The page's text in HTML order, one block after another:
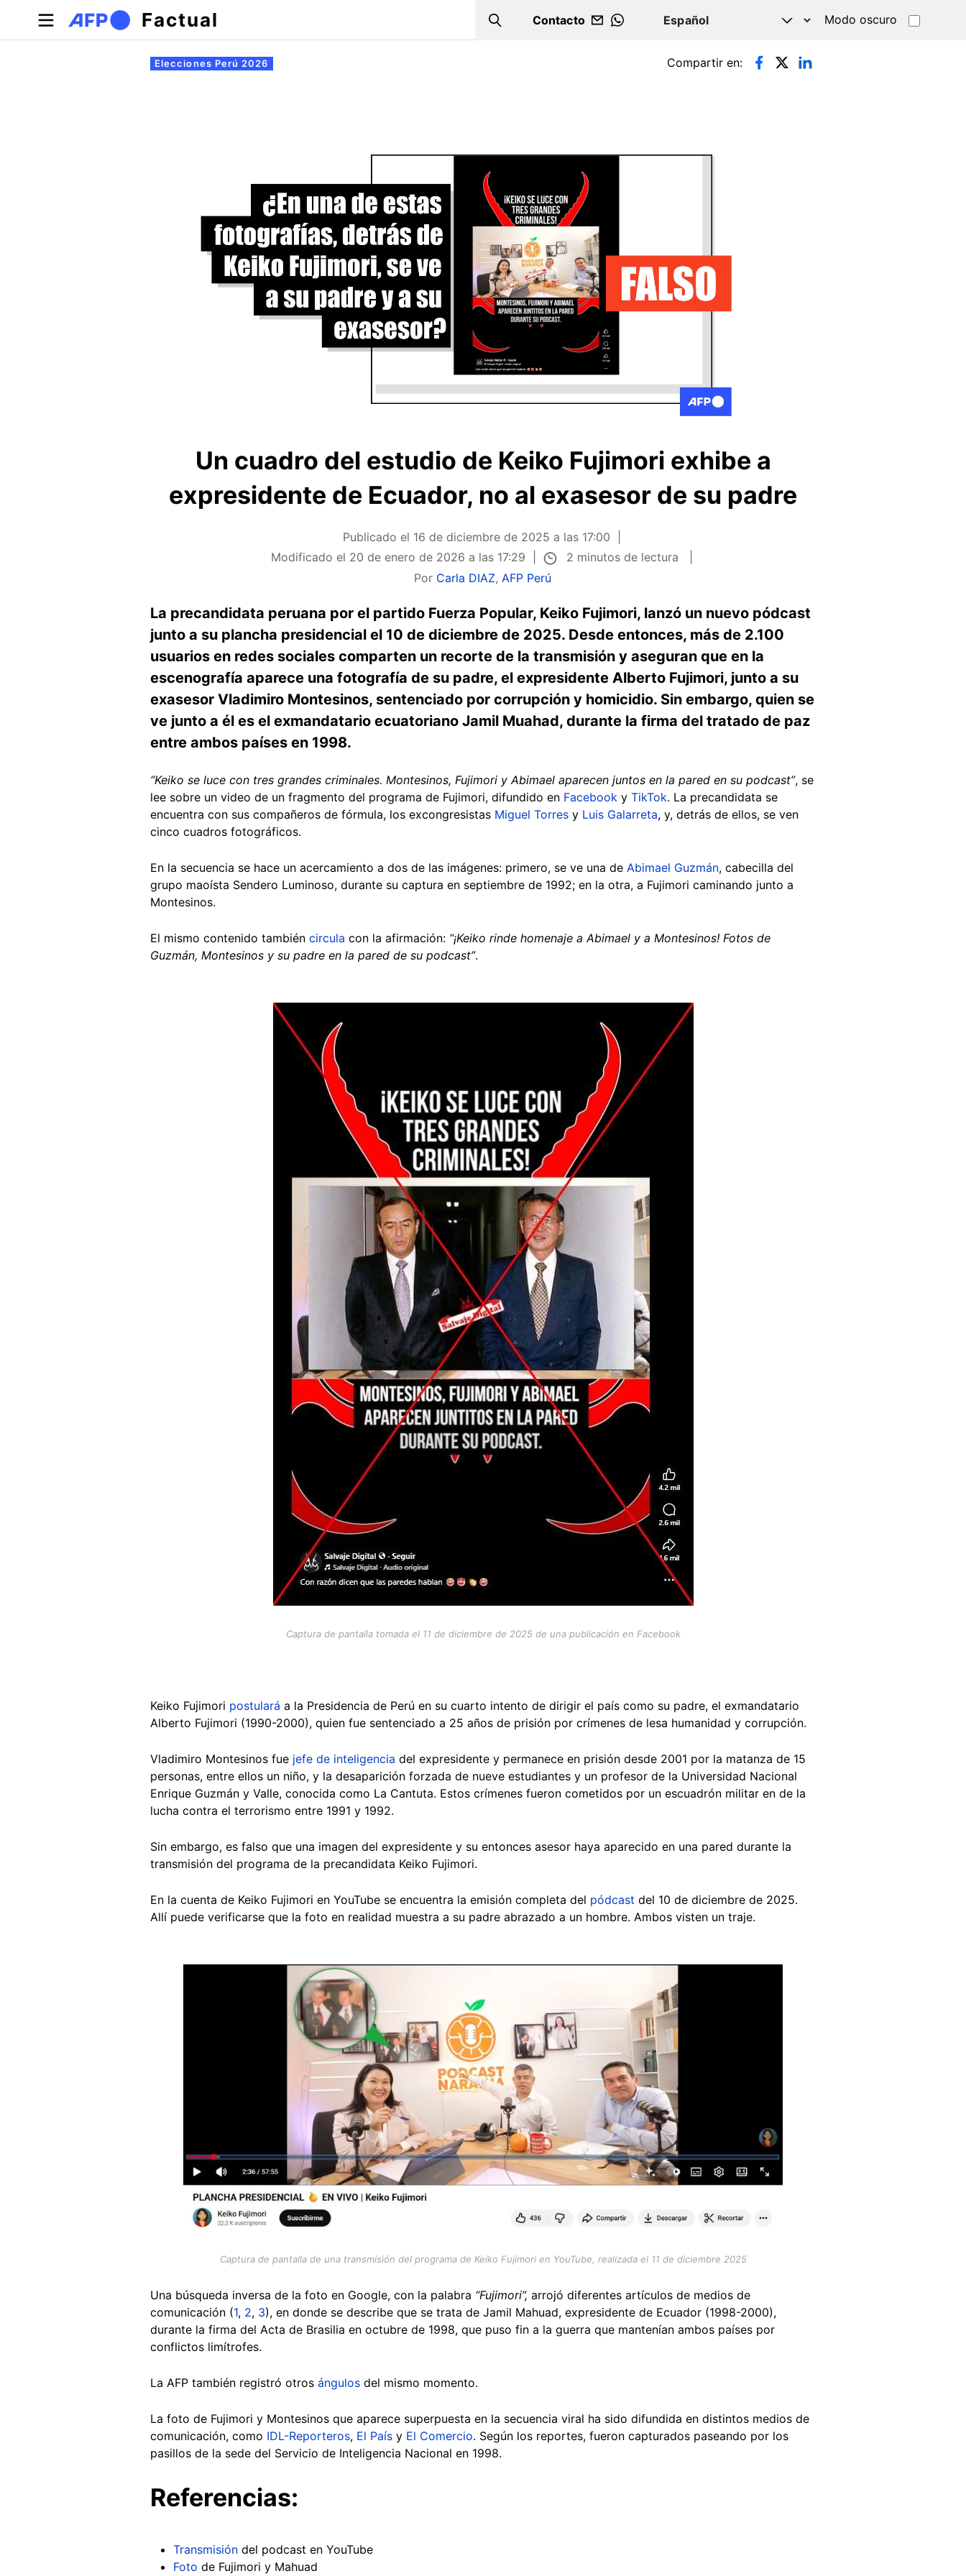
Pasar al contenido principal
Factual Search
Contacto
WHATSAPP
Modo oscuro
Solapas principales
Elecciones Perú 2026 Compartir en:
Un cuadro del estudio de Keiko Fujimori exhibe a
expresidente de Ecuador, no al exasesor de su padre
Publicado el 16 de diciembre de 2025 a las 17:00
Modificado el 20 de enero de 2026 a las 17:29
2 minutos de lectura
Por Carla DIAZ, AFP Perú
La precandidata peruana por el partido Fuerza Popular, Keiko Fujimori, lanzó un nuevo pódcast
junto a su plancha presidencial el 10 de diciembre de 2025. Desde entonces, más de 2.100
usuarios en redes sociales comparten un recorte de la transmisión y aseguran que en la
escenografía aparece una fotografía de su padre, el expresidente Alberto Fujimori, junto a su
exasesor Vladimiro Montesinos, sentenciado por corrupción y homicidio. Sin embargo, quien se
ve junto a él es el exmandatario ecuatoriano Jamil Muahad, durante la firma del tratado de paz
entre ambos países en 1998.
“Keiko se luce con tres grandes criminales. Montesinos, Fujimori y Abimael aparecen juntos en la pared en su podcast”, se
lee sobre un video de un fragmento del programa de Fujimori, difundido en Facebook y TikTok. La precandidata se
encuentra con sus compañeros de fórmula, los excongresistas Miguel Torres y Luis Galarreta, y, detrás de ellos, se ven
cinco cuadros fotográficos.
En la secuencia se hace un acercamiento a dos de las imágenes: primero, se ve una de Abimael Guzmán, cabecilla del
grupo maoísta Sendero Luminoso, durante su captura en septiembre de 1992; en la otra, a Fujimori caminando junto a
Montesinos.
El mismo contenido también circula con la afirmación: “¡Keiko rinde homenaje a Abimael y a Montesinos! Fotos de
Guzmán, Montesinos y su padre en la pared de su podcast”.
Captura de pantalla tomada el 11 de diciembre de 2025 de una publicación en Facebook
Keiko Fujimori postulará a la Presidencia de Perú en su cuarto intento de dirigir el país como su padre, el exmandatario
Alberto Fujimori (1990-2000), quien fue sentenciado a 25 años de prisión por crímenes de lesa humanidad y corrupción.
Vladimiro Montesinos fue jefe de inteligencia del expresidente y permanece en prisión desde 2001 por la matanza de 15
personas, entre ellos un niño, y la desaparición forzada de nueve estudiantes y un profesor de la Universidad Nacional
Enrique Guzmán y Valle, conocida como La Cantuta. Estos crímenes fueron cometidos por un escuadrón militar en de la
lucha contra el terrorismo entre 1991 y 1992.
Sin embargo, es falso que una imagen del expresidente y su entonces asesor haya aparecido en una pared durante la
transmisión del programa de la precandidata Keiko Fujimori.
En la cuenta de Keiko Fujimori en YouTube se encuentra la emisión completa del pódcast del 10 de diciembre de 2025.
Allí puede verificarse que la foto en realidad muestra a su padre abrazado a un hombre. Ambos visten un traje.
Captura de pantalla de una transmisión del programa de Keiko Fujimori en YouTube, realizada el 11 de diciembre 2025
Una búsqueda inversa de la foto en Google, con la palabra “Fujimori”, arrojó diferentes artículos de medios de
comunicación (1, 2, 3), en donde se describe que se trata de Jamil Mahuad, expresidente de Ecuador (1998-2000),
durante la firma del Acta de Brasilia en octubre de 1998, que puso fin a la guerra que mantenían ambos países por
conflictos limítrofes.
La AFP también registró otros ángulos del mismo momento.
La foto de Fujimori y Montesinos que aparece superpuesta en la secuencia viral ha sido difundida en distintos medios de
comunicación, como IDL-Reporteros, El País y El Comercio. Según los reportes, fueron capturados paseando por los
pasillos de la sede del Servicio de Inteligencia Nacional en 1998.
Referencias:
Transmisión del podcast en YouTube
Foto de Fujimori y Mahuad